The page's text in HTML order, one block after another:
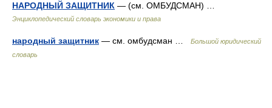
НАРОДНЫЙ ЗАЩИТНИК — (см. ОМБУДСМАН) …
Энциклопедический словарь экономики и права
народный защитник — см. омбудсман …
Большой юридический
словарь